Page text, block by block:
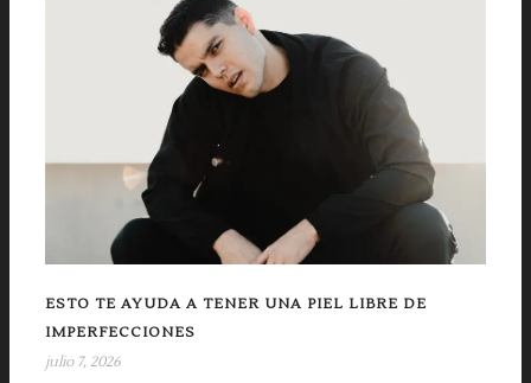
ESTO TE AYUDA A TENER UNA PIEL LIBRE DE
IMPERFECCIONES
julio 7, 2026